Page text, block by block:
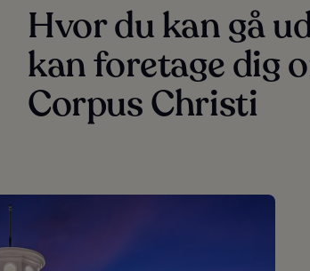
Hvor du kan gå
kan foretage dig
Corpus Christi